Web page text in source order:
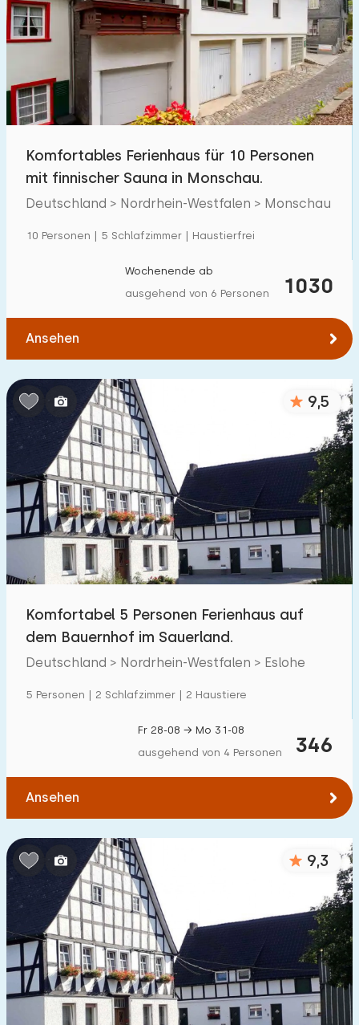
Schwimmbad 0
Eingezäunter Garten 4
Haustierfrei 47
Fahrradschuppen 23
Budget
€ 0 — € 5000+
Mindestanzahl
1 2 3
Badezimmer:
1 2 3 4
Entfernungen
Zum Meer(max. km):
1 2 5 10 20
Zum Wald(max. km):
1 2 5 10 20
Zu öffentlichen Verkehrsmitteln(max. km):
0,2 1
Unterkunft
Nicht im Ferienpark 58
Im Ferienpark 20
Einfamilienhaus 14
Komfortables Ferienhaus für 10 Personen
mit finnischer Sauna in Monschau.
Deutschland > Nordrhein-Westfalen > Monschau
10 Personen | 5 Schlafzimmer | Haustierfrei
1030
Wochenende ab
ausgehend von 6 Personen
Ansehen
9,5
Komfortabel 5 Personen Ferienhaus auf
dem Bauernhof im Sauerland.
Deutschland > Nordrhein-Westfalen > Eslohe
5 Personen | 2 Schlafzimmer | 2 Haustiere
346
Fr 28-08 → Mo 31-08
ausgehend von 4 Personen
Ansehen
9,3